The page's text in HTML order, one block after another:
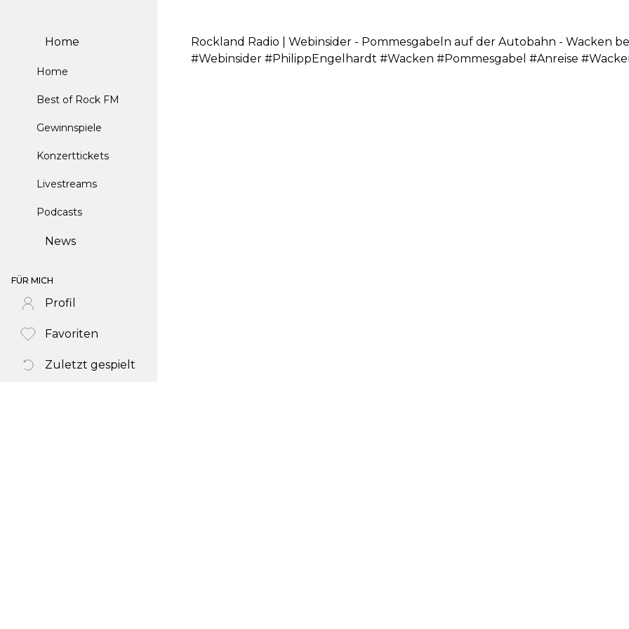
Home
Home
Best of Rock FM
Gewinnspiele
Konzerttickets
Livestreams
Podcasts
News
FÜR MICH
Profil
Favoriten
Zuletzt gespielt
Rockland Radio | Webinsider - Pommesgabeln auf der Autobahn - Wacken
#Webinsider #PhilippEngelhardt #Wacken #Pommesgabel #Anreise